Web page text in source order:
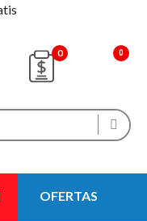
0
OFERTAS